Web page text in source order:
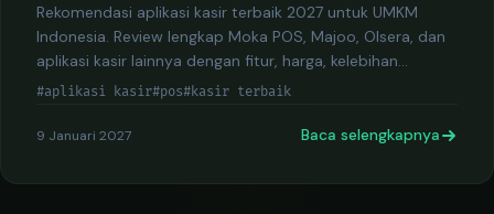
Rekomendasi aplikasi kasir terbaik 2027 untuk UMKM
Indonesia. Review lengkap Moka POS, Majoo, Olsera, dan
aplikasi kasir lainnya dengan fitur, harga, kelebihan
kekurangan.
#aplikasi kasir#pos#kasir terbaik
9 Januari 2027 Baca selengkapnya